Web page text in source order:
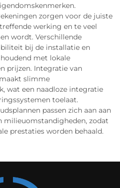
zorgen voor de juiste
werking en te veel
wordt. Verschillende
bij de installatie en
met lokale
prijzen. Integratie van
slimme
wat een naadloze integratie
toelaat.
passen zich aan aan
milieuomstandigheden, zodat
prestaties worden behaald.